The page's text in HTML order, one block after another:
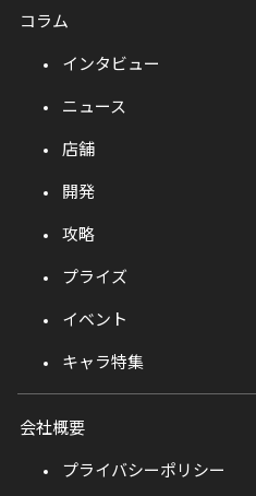
コラム
インタビュー
ニュース
店舗
開発
攻略
プライズ
イベント
キャラ特集
会社概要
プライバシーポリシー